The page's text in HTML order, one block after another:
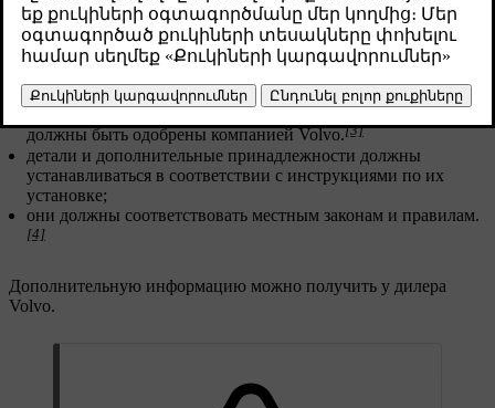
предварительно обратиться за консультацией к обученному
квалифицированному технику по обслуживанию компании
Volvo;
работы должны выполняться только обученными и
квалифицированными техниками компании Volvo;
установленные детали и дополнительные принадлежности
должны быть одобрены компанией Volvo.[3]
детали и дополнительные принадлежности должны
устанавливаться в соответствии с инструкциями по их
установке;
они должны соответствовать местным законам и правилам.
[4]
Дополнительную информацию можно получить у дилера
Volvo.